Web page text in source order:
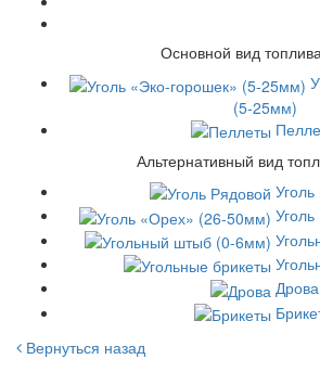
Основной вид
(5-25мм)
Альтернативный вид
Дрова
Вернуться назад